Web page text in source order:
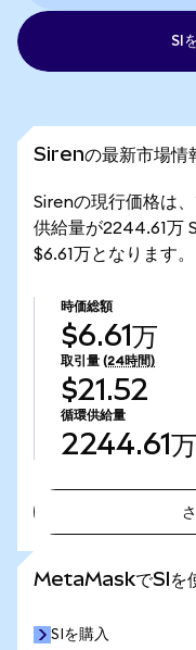
SI
Sirenの最新市場情
Sirenの現行価格は
供給量が2244.61万
$6.61万となります。
時価総額
$6.61万
取引量 (24時間)
$21.52
循環供給量
2244.61万
MetaMaskでSIを
SIを購入